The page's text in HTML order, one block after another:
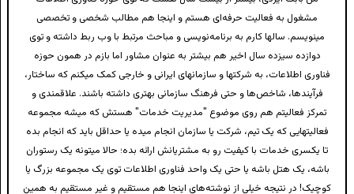
مشغول به فعالیت حرفه‌ای هستم و اینجا هم مطالب شخصی و تخصصی
مینویسم. سالها کارم به برنامه‌نویسی و مباحث مرتبط با وب ربط داشته و توی
دوازده سیزده سال اخیر هم بیشتر به عنوان مشاور اما بازم در همون حوزه
فناوری اطلاعات، به شرکتها و سازمانهای ایرانی و خارجی کمک میکنم که ساختار،
فرآیندها، شاخص‌ها و حتی فرهنگ سازمانی بهتری داشته باشند. علاقمندی و
تمرکز فعالیتم هم روی موضوع "مدیریت خدمات" هستش که میشه مجموعه
فعالیتهایی که یک تیم، شرکت یا سازمان انجام میده یا حداقل باید که انجام بده
تا یکسری خدمات با کیفیت رو به مشتریانش ارائه بده؛ حالا میتونه یک رستوران
باشه، یک هتل باشه یا حتی یک واحد فناوری اطلاعات توی یک مجموعه بزرگ یا
کوچیک! در نتیجه خیلی از نوشته‌های اینجا هم مستقیم و غیر مستقیم به همین